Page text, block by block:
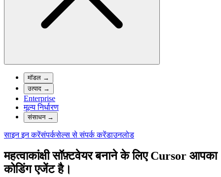
मॉडल →
उत्पाद →
Enterprise
मूल्य निर्धारण
संसाधन→
साइन इन करेंसंपर्कसेल्स से संपर्क करेंडाउनलोड
महत्वाकांक्षी सॉफ़्टवेयर बनाने के लिए Cursor आपका
कोडिंग एजेंट है।